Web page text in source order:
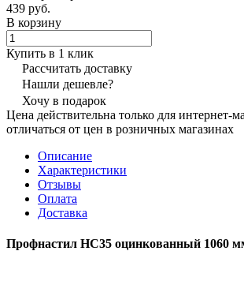
439 руб.
В корзину
Купить в 1 клик
Рассчитать доставку
Нашли дешевле?
Хочу в подарок
Цена действительна только для интернет-
отличаться от цен в розничных магазинах
Описание
Характеристики
Отзывы
Оплата
Доставка
Профнастил НС35 оцинкованный 1060